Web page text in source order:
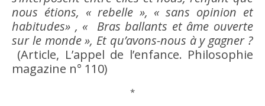
nous étions, « rebelle », « sans opinion et
habitudes» , « Bras ballants et âme ouverte
sur le monde », Et qu’avons-nous à y gagner ?
(Article, L’appel de l’enfance. Philosophie
magazine n° 110)
*